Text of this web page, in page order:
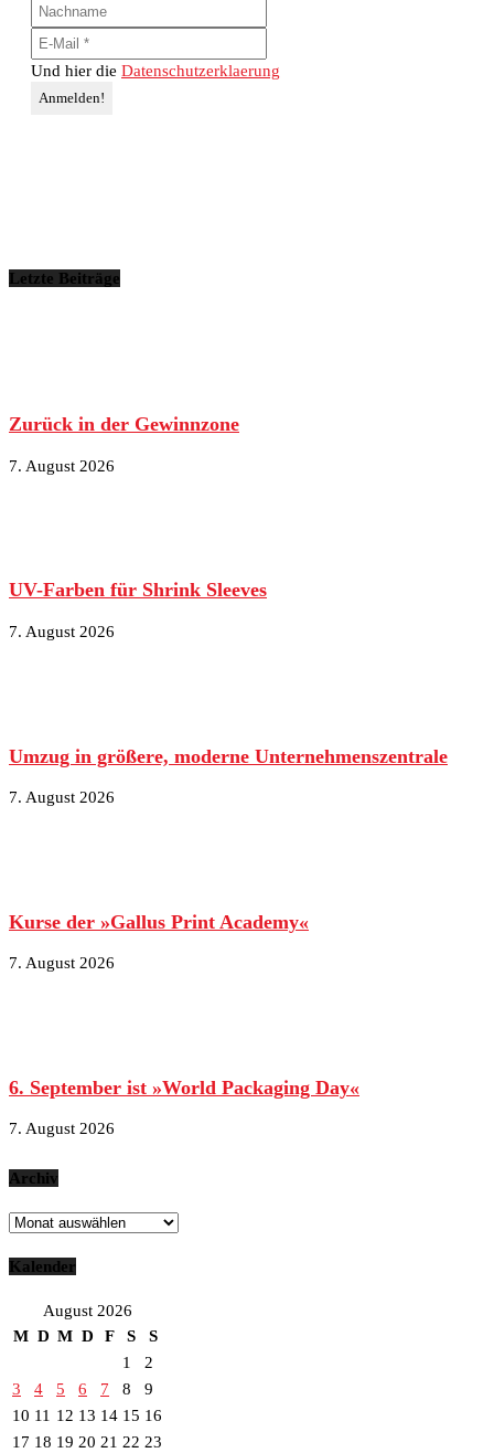
Und hier die Datenschutzerklaerung
Letzte Beiträge
Zurück in der Gewinnzone
7. August 2026
UV-Farben für Shrink Sleeves
7. August 2026
Umzug in größere, moderne Unternehmenszentrale
7. August 2026
Kurse der »Gallus Print Academy«
7. August 2026
6. September ist »World Packaging Day«
7. August 2026
Archiv
Archiv
Kalender
August 2026
M D M D F S
S
1
2
3
4 5 6 7 8
9
10 11 12 13 14 15 16
17 18 19 20 21 22 23